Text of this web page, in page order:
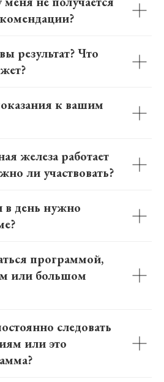
результат? Что
к вашим
железа работает
ли участвовать?
в день нужно
программой,
или большом
следовать
или это